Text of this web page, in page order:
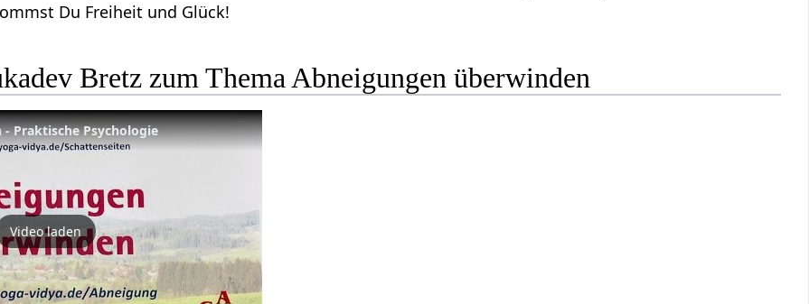
Du Freiheit und Glück!
Bretz zum Thema Abneigungen überwinden
Praktische Psychologie
Video laden